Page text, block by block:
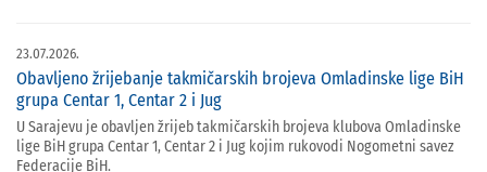
23.07.2026.
Obavljeno žrijebanje takmičarskih brojeva Omladinske lige BiH
grupa Centar 1, Centar 2 i Jug
U Sarajevu je obavljen žrijeb takmičarskih brojeva klubova Omladinske
lige BiH grupa Centar 1, Centar 2 i Jug kojim rukovodi Nogometni savez
Federacije BiH.